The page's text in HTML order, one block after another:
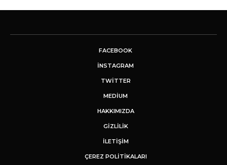
FACEBOOK
INSTAGRAM
TWITTER
MEDIUM
HAKKIMIZDA
GİZLİLİK
İLETIŞIM
ÇEREZ POLITIKALARI